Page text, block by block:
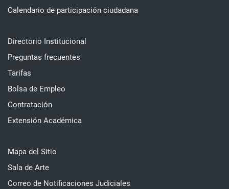
Calendario de participación ciudadana
Directorio Institucional
Preguntas frecuentes
Tarifas
Bolsa de Empleo
Contratación
Extensión Académica
Mapa del Sitio
Sala de Arte
Correo de Notificaciones Judiciales